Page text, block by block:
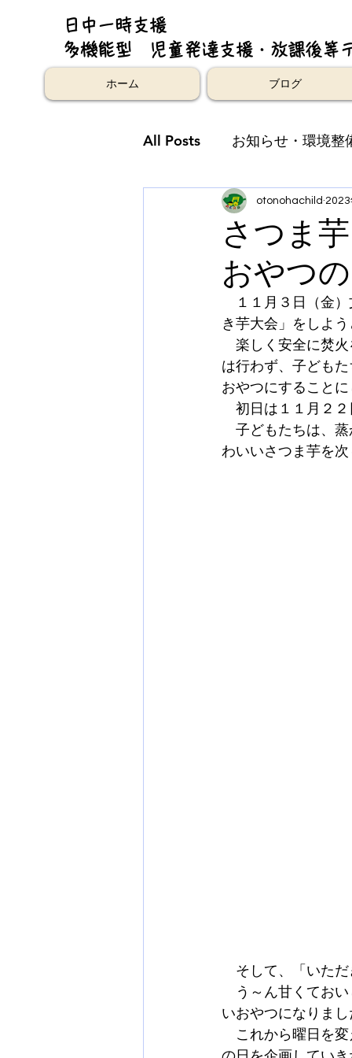
日中一時支援
多機能型 児童発達支援・放課後等
ホーム ブログ
All Posts お知らせ・環境整
さつま
おやつ
otonohachild
１１月３日（金）
き芋大会」をしよ
楽しく安全に焚火
は行わず、子ども
おやつにすること
初日は１１月２２
子どもたちは、蒸
わいいさつま芋を
そして、「いただ
う～ん甘くておい
いおやつになりまし
これから曜日を変